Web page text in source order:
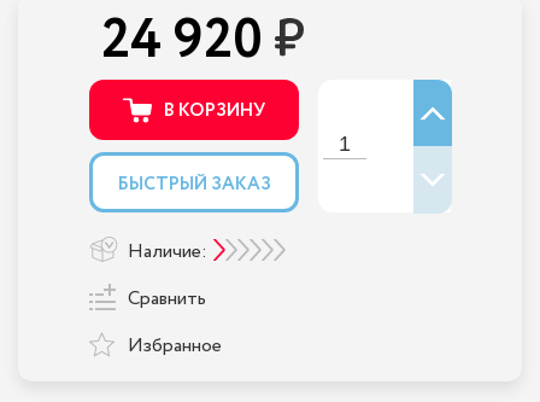
24 920
В КОРЗИНУ
БЫСТРЫЙ ЗАКАЗ
Наличие:
Сравнить
Избранное